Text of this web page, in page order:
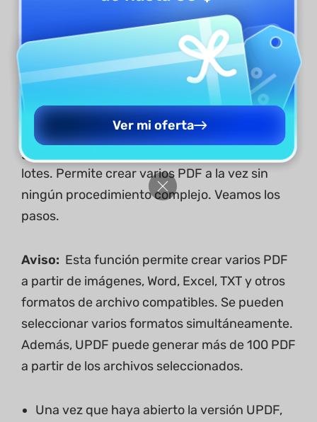
Método 3. Crear varios archivos
PDF simultáneamente
Si quieres evitar la molestia de crear varios
PDF uno por uno, UPDF te ofrece la solución
gracias a su función de creación de PDF por
lotes. Permite crear varios PDF a la vez sin
ningún procedimiento complejo. Veamos los
pasos.
Aviso: Esta función permite crear varios PDF
a partir de imágenes, Word, Excel, TXT y otros
formatos de archivo compatibles. Se pueden
seleccionar varios formatos simultáneamente.
Además, UPDF puede generar más de 100 PDF
a partir de los archivos seleccionados.
Una vez que haya abierto la versión UPDF,
Ver mi oferta